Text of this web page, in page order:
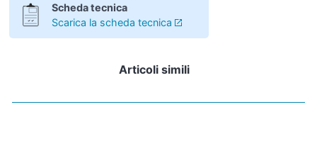
Scheda tecnica
Scarica la scheda tecnica
Articoli simili